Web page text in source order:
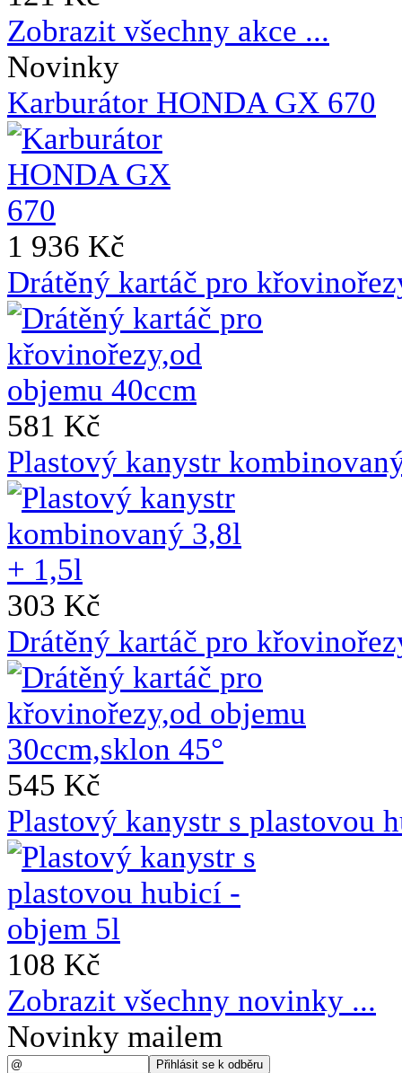
Zobrazit všechny akce ...
Novinky
Karburátor HONDA GX 670
1 936 Kč
Drátěný kartáč pro
581 Kč
Plastový kanystr
303 Kč
Drátěný kartáč pro
545 Kč
Plastový kanystr s plastovou
108 Kč
Zobrazit všechny novinky ...
Novinky mailem